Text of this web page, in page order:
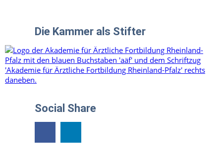
Die Kammer als Stifter
Social Share